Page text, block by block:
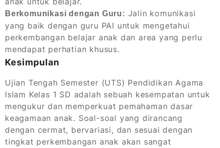
Berkomunikasi dengan Guru: Jalin komunikasi
yang baik dengan guru PAI untuk mengetahui
perkembangan belajar anak dan area yang perlu
mendapat perhatian khusus.
Kesimpulan
Ujian Tengah Semester (UTS) Pendidikan Agama
Islam Kelas 1 SD adalah sebuah kesempatan untuk
mengukur dan memperkuat pemahaman dasar
keagamaan anak. Soal-soal yang dirancang
dengan cermat, bervariasi, dan sesuai dengan
tingkat perkembangan anak akan sangat